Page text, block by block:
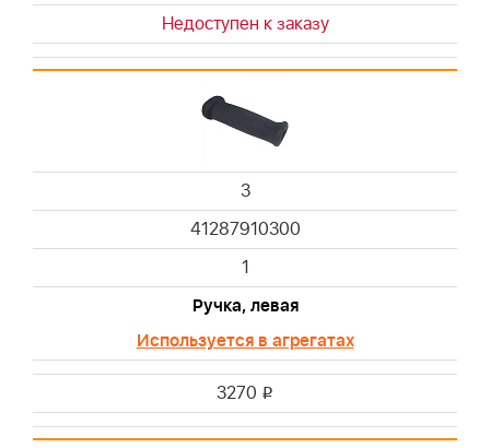
Недоступен к заказу
3
41287910300
1
Ручка, левая
Используется в агрегатах
3270 i